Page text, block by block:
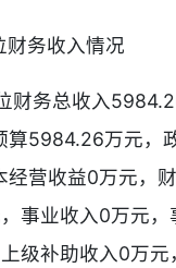
财务收入情况
财务总收入
算5984.26万元，
经营收益0万元，
事业收入0万元，
级补助收入0万元